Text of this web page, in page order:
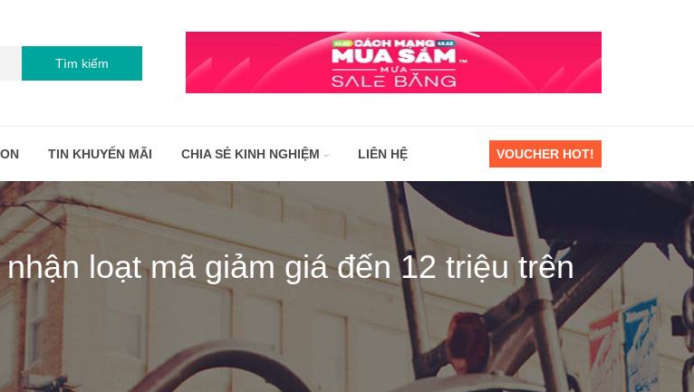
Tìm kiếm
TIN KHUYẾN MÃI CHIA SẺ KINH NGHIỆM LIÊN HỆ VOUCHER HOT!
loạt mã giảm giá đến 12 triệu trên